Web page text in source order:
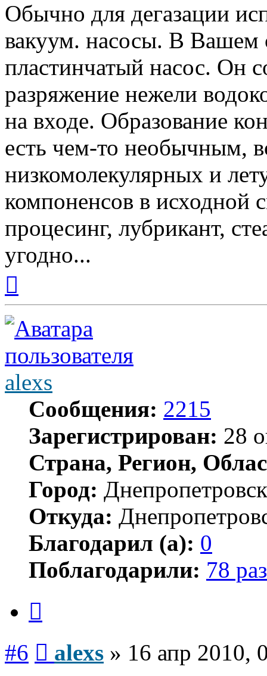
Обычно для дегазации
вакуум. насосы. В Вашем
пластинчатый насос. Он
разряжение нежели
на входе. Образование
есть чем-то необычным,
низкомолекулярных и
компоненсов в
процесинг, лубрикант,
угодно...
началу
alexs
Сообщения: 2215
Зарегистрирован: 28
Страна, Регион,
Город: Днепропетровск
Откуда:
Благодарил (а): 0
Поблагодарили: 78 раз
#6 alexs » 16 апр 2010,